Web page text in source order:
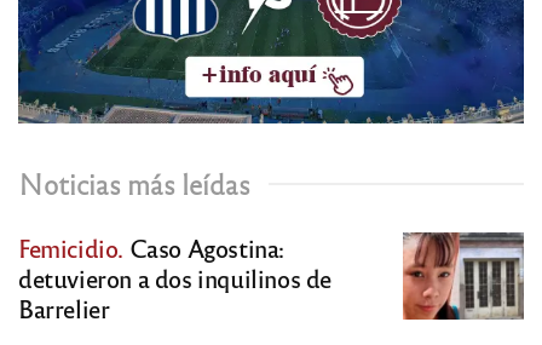
Noticias más leídas
Femicidio. Caso Agostina:
detuvieron a dos inquilinos de
Barrelier